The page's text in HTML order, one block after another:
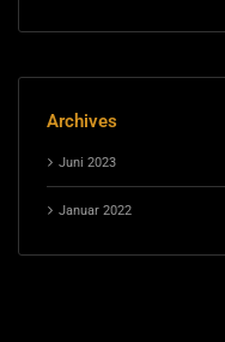
Archives
Juni 2023
Januar 2022